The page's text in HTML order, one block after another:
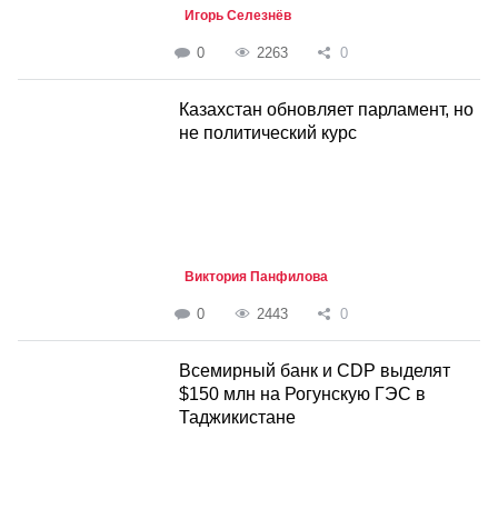
Игорь Селезнёв
0 2263 0
Казахстан обновляет парламент, но
не политический курс
Виктория Панфилова
0 2443 0
Всемирный банк и CDP выделят
$150 млн на Рогунскую ГЭС в
Таджикистане